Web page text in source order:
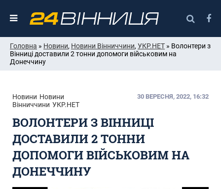
Головна » Новини, Новини Вінниччини, УКР.НЕТ » Волонтери з
Вінниці доставили 2 тонни допомоги військовим на
Донеччину
Новини Новини
Вінниччини УКР.НЕТ
30 ВЕРЕСНЯ, 2022, 16:32
ВОЛОНТЕРИ З ВІННИЦІ
ДОСТАВИЛИ 2 ТОННИ
ДОПОМОГИ ВІЙСЬКОВИМ НА
ДОНЕЧЧИНУ